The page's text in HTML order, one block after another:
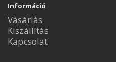
Információ
Vásárlás
Kiszállítás
Kapcsolat